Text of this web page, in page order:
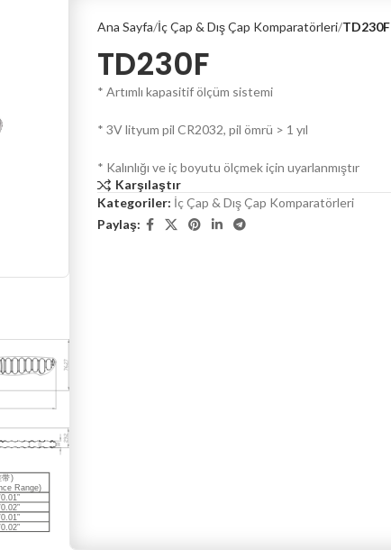
Ana Sayfa İç Çap & Dış Çap Komparatörleri TD230F
TD230F
* Artımlı kapasitif ölçüm sistemi
* 3V lityum pil CR2032, pil ömrü > 1 yıl
* Kalınlığı ve iç boyutu ölçmek için uyarlanmıştır
Karşılaştır
Kategoriler: İç Çap & Dış Çap Komparatörleri
Paylaş: